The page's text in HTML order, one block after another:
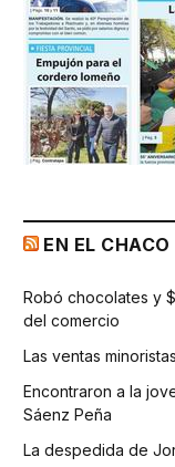
EN EL CHACO
Robó chocolates y
del comercio
Las ventas
Encontraron a la
Sáenz Peña
La despedida de